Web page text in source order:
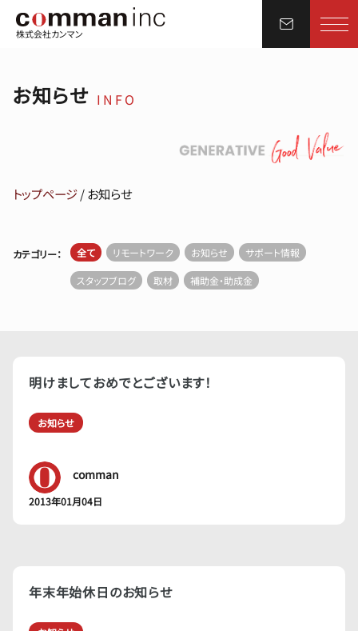
株式会社カンマン
お知らせ INFO
トップページ/お知らせ
カテゴリー： 全て リモートワーク お知らせ サポート情報
スタッフブログ 取材 補助金・助成金
明けましておめでとございます！
お知らせ
comman
2013年01月04日
年末年始休日のお知らせ